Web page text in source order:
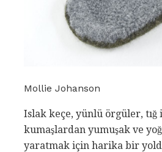
Mollie Johanson
Islak keçe, yünlü örgüler, tığ
kumaşlardan yumuşak ve
yaratmak için harika bir